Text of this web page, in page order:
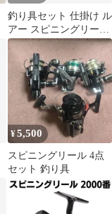
釣り具セット 仕掛け ル
アー スピニングリール
小物
¥5,500
スピニングリール 4点
セット 釣り具